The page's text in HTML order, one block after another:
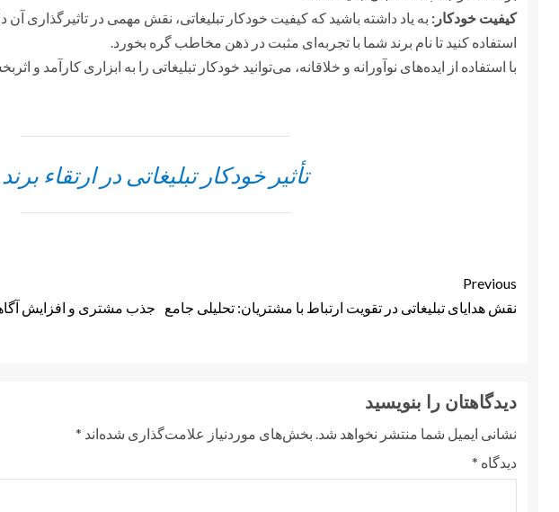
کیفیت خودکار : به یاد داشته باشید که کیفیت خودکار تبلیغاتی، نقش مهمی در تاثیرگذاری
استفاده کنید تا نام برند شما با تجربه‌ای مثبت در ذهن مخاطب گره بخورد.
با استفاده از ایده‌های نوآورانه و خلاقانه، می‌توانید خودکار تبلیغاتی را به ابزاری کارآمد و
تأثیر خودکار تبلیغاتی در ارتقاء برند
Previous
نقش هدایای تبلیغاتی در تقویت ارتباط با مشتریان: تحلیلی جامع
جذب مشتری و افزایش
دیدگاهتان را بنویسید
نشانی ایمیل شما منتشر نخواهد شد. بخش‌های موردنیاز علامت‌گذاری شده‌اند *
دیدگاه *